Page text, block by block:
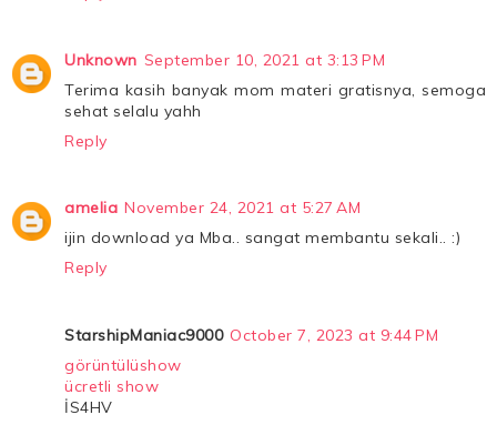
Unknown September 10, 2021 at 3:13 PM
Terima kasih banyak mom materi gratisnya, semoga
sehat selalu yahh
Reply
amelia November 24, 2021 at 5:27 AM
ijin download ya Mba.. sangat membantu sekali.. :)
Reply
StarshipManiac9000 October 7, 2023 at 9:44 PM
görüntülüshow
ücretli show
İS4HV